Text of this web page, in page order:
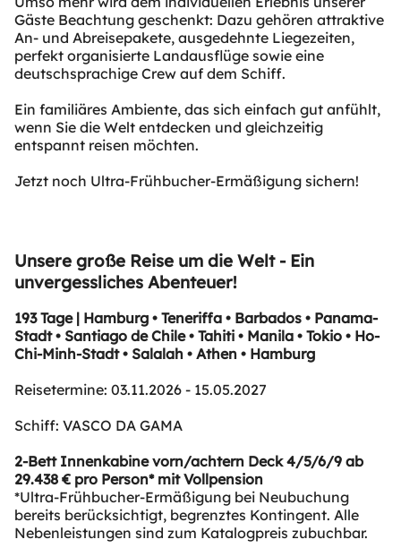
Gäste Beachtung geschenkt: Dazu gehören attraktive
An- und Abreisepakete, ausgedehnte Liegezeiten,
perfekt organisierte Landausflüge sowie eine
deutschsprachige Crew auf dem Schiff.
Ein familiäres Ambiente, das sich einfach gut anfühlt,
wenn Sie die Welt entdecken und gleichzeitig
entspannt reisen möchten.
Jetzt noch Ultra-Frühbucher-Ermäßigung sichern!
Unsere große Reise um die Welt - Ein
unvergessliches Abenteuer!
193 Tage | Hamburg • Teneriffa • Barbados • Panama-
Stadt • Santiago de Chile • Tahiti • Manila • Tokio • Ho-
Chi-Minh-Stadt • Salalah • Athen • Hamburg
Reisetermine: 03.11.2026 - 15.05.2027
Schiff: VASCO DA GAMA
2-Bett Innenkabine vorn/achtern Deck 4/5/6/9 ab
29.438 € pro Person* mit Vollpension
*Ultra-Frühbucher-Ermäßigung bei Neubuchung
bereits berücksichtigt, begrenztes Kontingent. Alle
Nebenleistungen sind zum Katalogpreis zubuchbar.